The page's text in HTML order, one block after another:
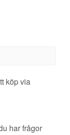
köp via
har frågor